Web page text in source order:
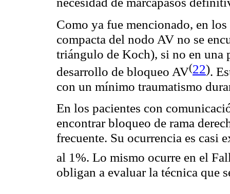
Como ya fue mencionado, en
compacta del nodo AV no se
triángulo de Koch), si no en una
desarrollo de bloqueo AV(22).
con un mínimo traumatismo
En los pacientes con
encontrar bloqueo de rama
frecuente. Su ocurrencia es casi
al 1%. Lo mismo ocurre en el
obligan a evaluar la técnica que